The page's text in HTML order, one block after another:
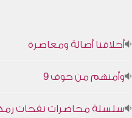
أخلاقنا أصالة ومعاصرة
وأمنهم من خوف 9
سلسلة محاضرات نفحات